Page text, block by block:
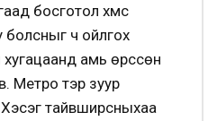
босготол хүмүүс
болсныг ч ойлгох
хугацаанд амь өрссөн
Метро тэр зуур
тайвширсныхаа